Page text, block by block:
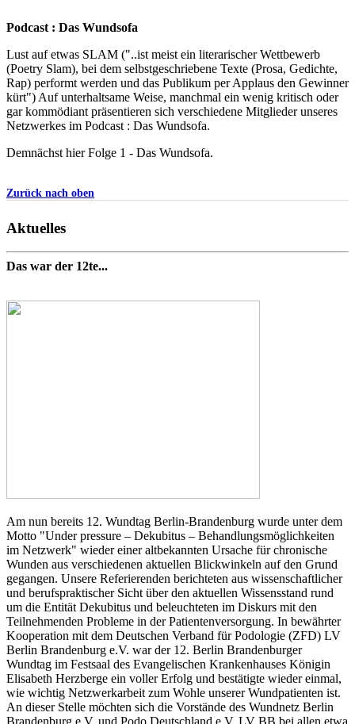
Podcast : Das Wundsofa
Lust auf etwas SLAM ("..ist meist ein literarischer Wettbewerb
(Poetry Slam), bei dem selbstgeschriebene Texte (Prosa, Gedichte,
Rap) performt werden und das Publikum per Applaus den Gewinner
kürt") Auf unterhaltsame Weise, manchmal ein wenig kritisch oder
gar kommödiant präsentieren sich verschiedene Mitglieder unseres
Netzwerkes im Podcast : Das Wundsofa.
Demnächst hier Folge 1 - Das Wundsofa.
Zurück nach oben
Aktuelles
Das war der 12te...
Am nun bereits 12. Wundtag Berlin-Brandenburg wurde unter dem
Motto "Under pressure – Dekubitus – Behandlungsmöglichkeiten
im Netzwerk" wieder einer altbekannten Ursache für chronische
Wunden aus verschiedenen aktuellen Blickwinkeln auf den Grund
gegangen. Unsere Referierenden berichteten aus wissenschaftlicher
und berufspraktischer Sicht über den aktuellen Wissensstand rund
um die Entität Dekubitus und beleuchteten im Diskurs mit den
Teilnehmenden Probleme in der Patientenversorgung. In bewährter
Kooperation mit dem Deutschen Verband für Podologie (ZFD) LV
Berlin Brandenburg e.V. war der 12. Berlin Brandenburger
Wundtag im Festsaal des Evangelischen Krankenhauses Königin
Elisabeth Herzberge ein voller Erfolg und bestätigte wieder einmal,
wie wichtig Netzwerkarbeit zum Wohle unserer Wundpatienten ist.
An dieser Stelle möchten sich die Vorstände des Wundnetz Berlin